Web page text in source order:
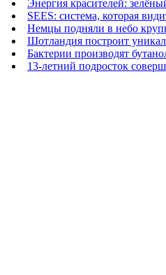
Энергия красителей:
SEES: система, которая
Немцы подняли в небо
Шотландия построит
Бактерии производят
13-летний подросток